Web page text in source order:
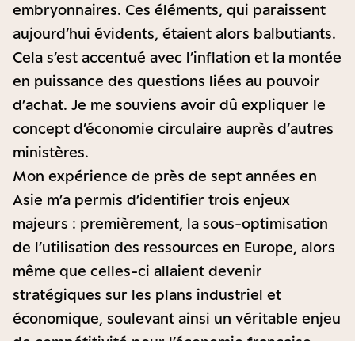
embryonnaires. Ces éléments, qui paraissent
aujourd’hui évidents, étaient alors balbutiants.
Cela s’est accentué avec l’inflation et la montée
en puissance des questions liées au pouvoir
d’achat. Je me souviens avoir dû expliquer le
concept d’économie circulaire auprès d’autres
ministères.
Mon expérience de près de sept années en
Asie m’a permis d’identifier trois enjeux
majeurs : premièrement, la sous-optimisation
de l’utilisation des ressources en Europe, alors
même que celles-ci allaient devenir
stratégiques sur les plans industriel et
économique, soulevant ainsi un véritable enjeu